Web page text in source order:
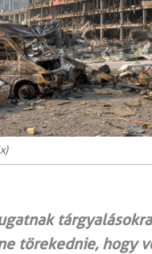
törekednie, hogy